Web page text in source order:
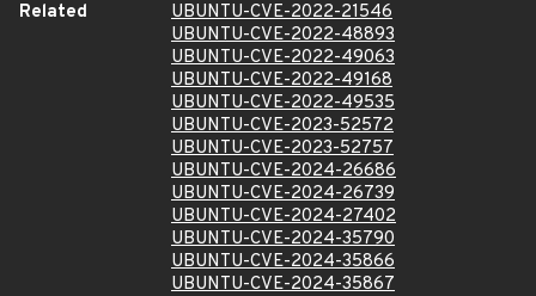
Related
UBUNTU-CVE-2022-21546
UBUNTU-CVE-2022-48893
UBUNTU-CVE-2022-49063
UBUNTU-CVE-2022-49168
UBUNTU-CVE-2022-49535
UBUNTU-CVE-2023-52572
UBUNTU-CVE-2023-52757
UBUNTU-CVE-2024-26686
UBUNTU-CVE-2024-26739
UBUNTU-CVE-2024-27402
UBUNTU-CVE-2024-35790
UBUNTU-CVE-2024-35866
UBUNTU-CVE-2024-35867